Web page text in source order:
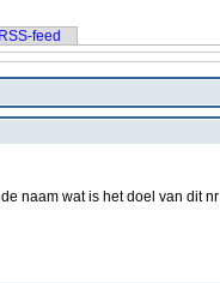
RSS-feed
naam wat is het doel van dit nr